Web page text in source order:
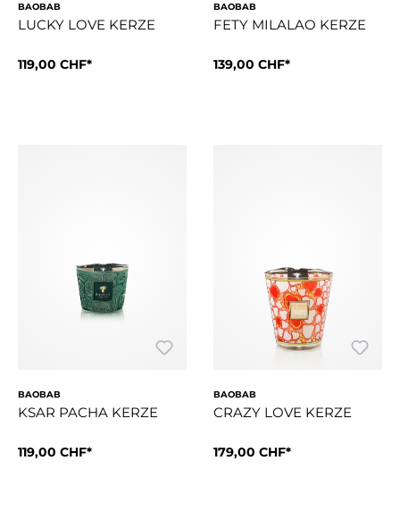
BAOBAB
LUCKY LOVE KERZE
Das Design der Kerze Lucky Love findet seine Inspiration
119,00 CHF*
BAOBAB
FETY MILALAO KERZE
Die Duftkerze Milalao wird
139,00 CHF*
BAOBAB
KSAR PACHA KERZE
Der Pascha, ein Titel, der den Statthaltern der Städte oder
119,00 CHF*
BAOBAB
CRAZY LOVE KERZE
Viele kleine Herzen in Rot,
179,00 CHF*